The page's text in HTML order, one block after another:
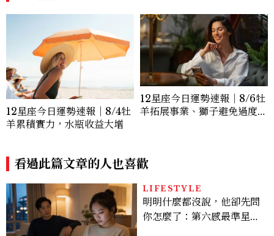
12星座今日運勢速報｜8/4牡
羊累積實力，水瓶收益大增
12星座今日運勢速報｜8/6牡
羊拓展事業、獅子避免過度借
看過此篇文章的人也喜歡
LIFESTYLE
明明什麼都沒說，他卻先問
你怎麼了：第六感最準星座